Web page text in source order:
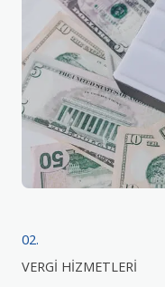
02.
VERGİ HİZMETLERİ